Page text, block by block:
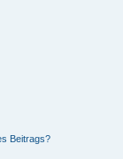
Beitrags?